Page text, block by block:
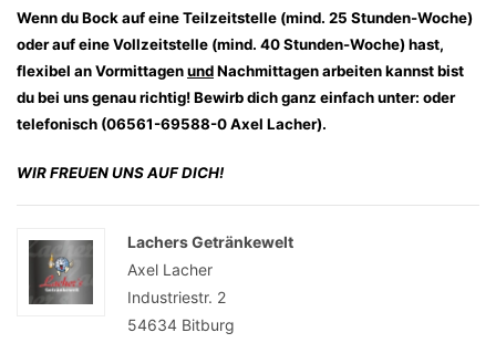
Wenn du Bock auf eine Teilzeitstelle (mind. 25 Stunden-Woche)
oder auf eine Vollzeitstelle (mind. 40 Stunden-Woche) hast,
flexibel an VormittagenundNachmittagen arbeiten kannst bist
du bei uns genau richtig! Bewirb dich ganz einfach unter: oder
telefonisch (06561-69588-0 Axel Lacher).
WIR FREUEN UNS AUF DICH!
Lachers Getränkewelt
Axel Lacher
Industriestr. 2
54634 Bitburg